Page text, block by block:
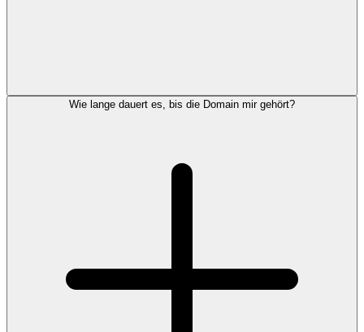
Wie lange dauert es, bis die Domain mir gehört?